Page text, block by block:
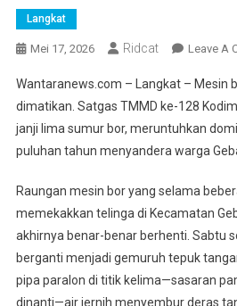
Langkat
Mei 17, 2026 Ridcat Leave A
Wantaranews.com – Langkat – Mesin
dimatikan. Satgas TMMD ke-128
janji lima sumur bor, meruntuhkan
puluhan tahun menyandera warga
Raungan mesin bor yang selama
memekakkan telinga di Kecamatan
akhirnya benar-benar berhenti. Sabtu
berganti menjadi gemuruh tepuk
pipa paralon di titik kelima—sasaran
dinanti—air jernih menyembur deras